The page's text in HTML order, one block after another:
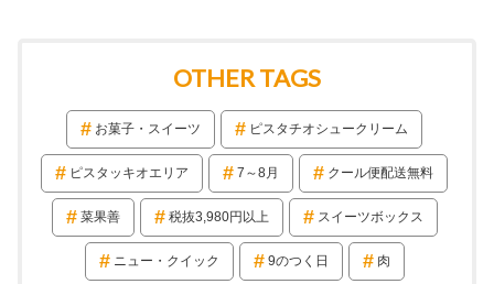
OTHER TAGS
お菓子・スイーツ ピスタチオシュークリーム
ピスタッキオエリア 7～8月 クール便配送無料
菜果善 税抜3,980円以上 スイーツボックス
ニュー・クイック 9のつく日 肉